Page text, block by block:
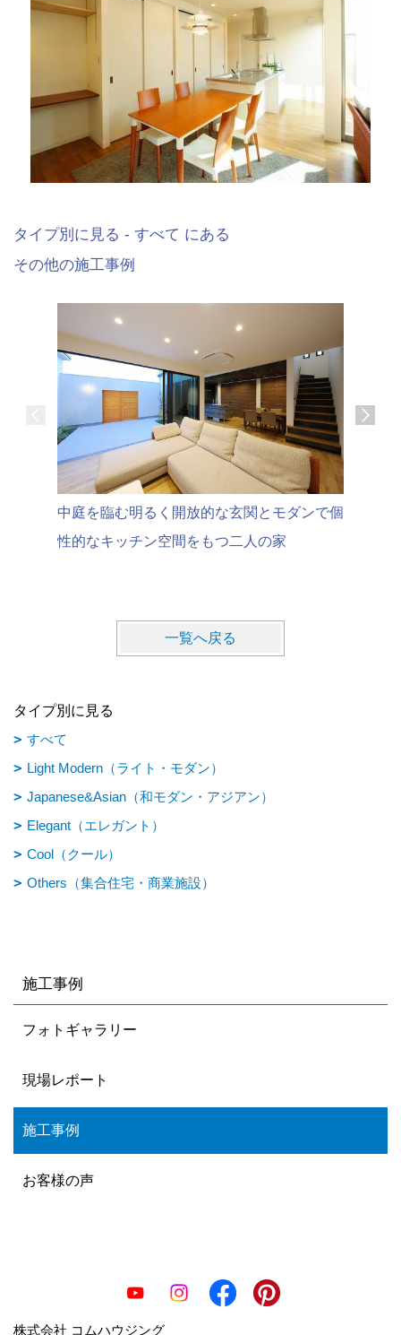
タイプ別に見る - すべて にある
その他の施工事例
中庭を臨む明るく開放的な玄関とモダンで個
性的なキッチン空間をもつ二人の家
一覧へ戻る
タイプ別に見る
すべて
Light Modern（ライト・モダン）
Japanese&Asian（和モダン・アジアン）
Elegant（エレガント）
Cool（クール）
Others（集合住宅・商業施設）
施工事例
フォトギャラリー
現場レポート
施工事例
お客様の声
株式会社 コムハウジング